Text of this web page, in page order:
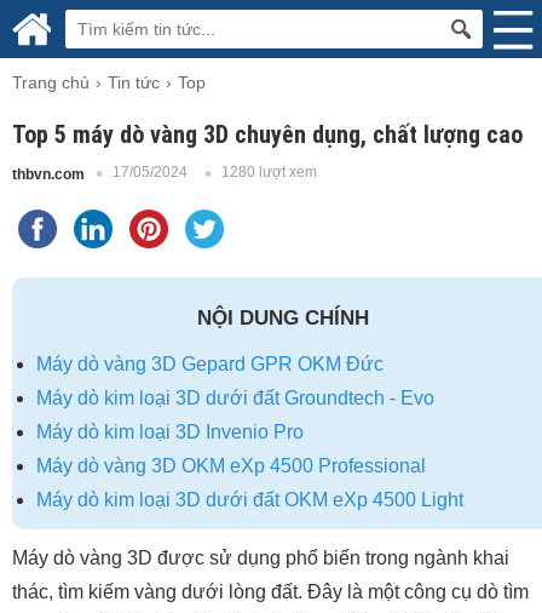
Trang chủ Tin tức Top
Top 5 máy dò vàng 3D chuyên dụng, chất lượng cao
thbvn.com 17/05/2024 1280 lượt xem
NỘI DUNG CHÍNH
Máy dò vàng 3D Gepard GPR OKM Đức
Máy dò kim loại 3D dưới đất Groundtech - Evo
Máy dò kim loại 3D Invenio Pro
Máy dò vàng 3D OKM eXp 4500 Professional
Máy dò kim loại 3D dưới đất OKM eXp 4500 Light
Máy dò vàng 3D được sử dụng phổ biến trong ngành khai
thác, tìm kiếm vàng dưới lòng đất. Đây là một công cụ dò tìm